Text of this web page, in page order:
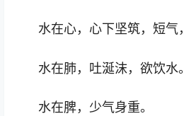
水在心，心下坚筑，短气
水在肺，吐涎沫，欲饮水。
水在脾，少气身重。